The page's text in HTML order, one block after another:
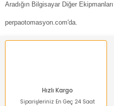
Aradığın Bilgisayar Diğer
perpaotomasyon.com'da.
Hızlı Kargo
Siparişleriniz En Geç 24 Saat